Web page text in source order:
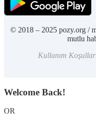
© 2018 – 2025 pozy.org /
mutlu
Kullanım
Welcome Back!
OR